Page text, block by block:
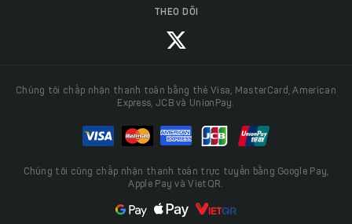
THEO DÕI
Chúng tôi chấp nhận thanh toán bằng thẻ Visa, MasterCard, American
Express, JCB và UnionPay.
Chúng tôi cũng chấp nhận thanh toán trực tuyến bằng Google Pay,
Apple Pay và VietQR.